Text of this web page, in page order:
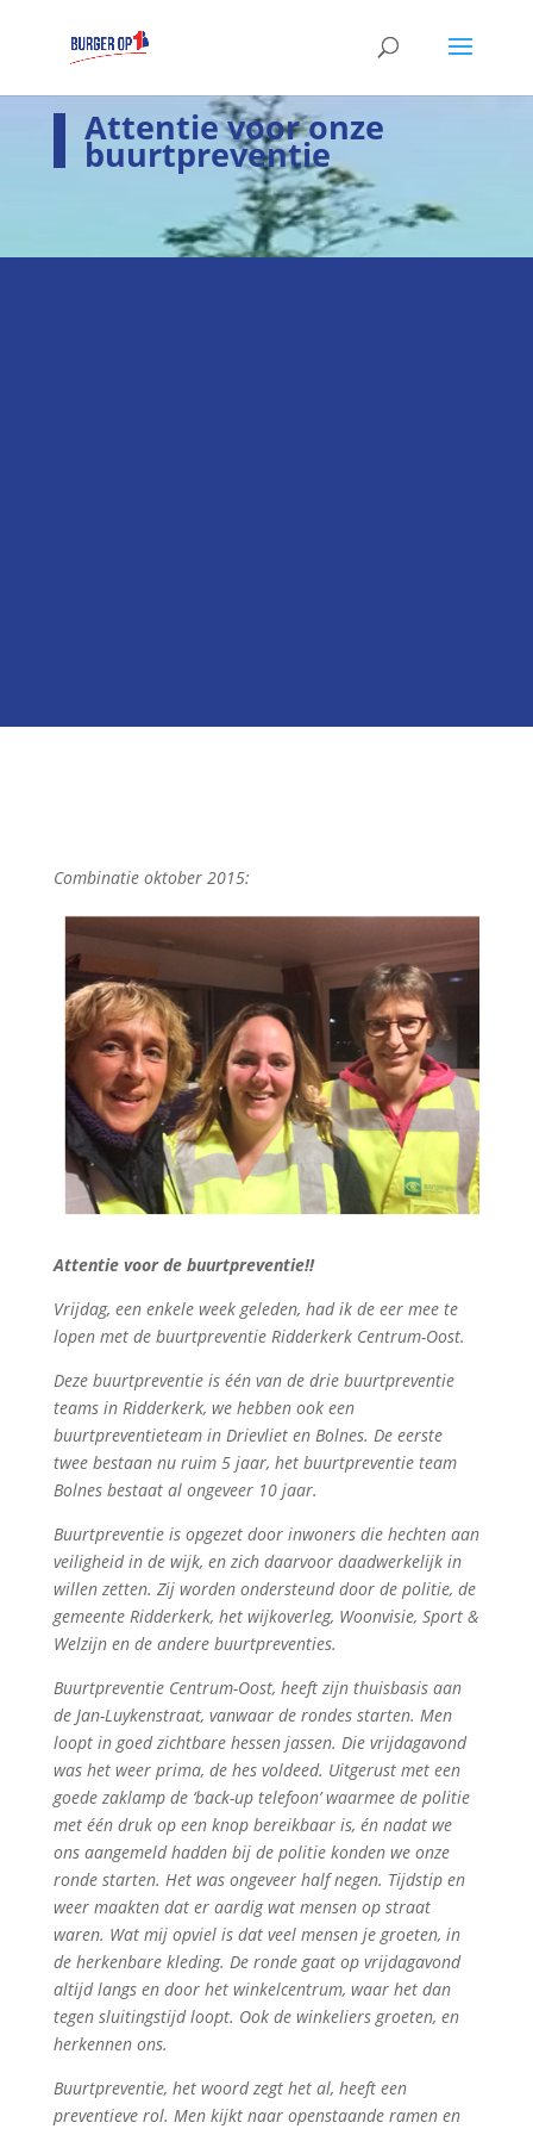
Attentie voor onze
buurtpreventie
Combinatie oktober 2015:
Attentie voor de buurtpreventie!!
Vrijdag, een enkele week geleden, had ik de eer mee te
lopen met de buurtpreventie Ridderkerk Centrum-Oost.
Deze buurtpreventie is één van de drie buurtpreventie
teams in Ridderkerk, we hebben ook een
buurtpreventieteam in Drievliet en Bolnes. De eerste
twee bestaan nu ruim 5 jaar, het buurtpreventie team
Bolnes bestaat al ongeveer 10 jaar.
Buurtpreventie is opgezet door inwoners die hechten aan
veiligheid in de wijk, en zich daarvoor daadwerkelijk in
willen zetten. Zij worden ondersteund door de politie, de
gemeente Ridderkerk, het wijkoverleg, Woonvisie, Sport &
Welzijn en de andere buurtpreventies.
Buurtpreventie Centrum-Oost, heeft zijn thuisbasis aan
de Jan-Luykenstraat, vanwaar de rondes starten. Men
loopt in goed zichtbare hessen jassen. Die vrijdagavond
was het weer prima, de hes voldeed. Uitgerust met een
goede zaklamp de ‘back-up telefoon’ waarmee de politie
met één druk op een knop bereikbaar is, én nadat we
ons aangemeld hadden bij de politie konden we onze
ronde starten. Het was ongeveer half negen. Tijdstip en
weer maakten dat er aardig wat mensen op straat
waren. Wat mij opviel is dat veel mensen je groeten, in
de herkenbare kleding. De ronde gaat op vrijdagavond
altijd langs en door het winkelcentrum, waar het dan
tegen sluitingstijd loopt. Ook de winkeliers groeten, en
herkennen ons.
Buurtpreventie, het woord zegt het al, heeft een
preventieve rol. Men kijkt naar openstaande ramen en